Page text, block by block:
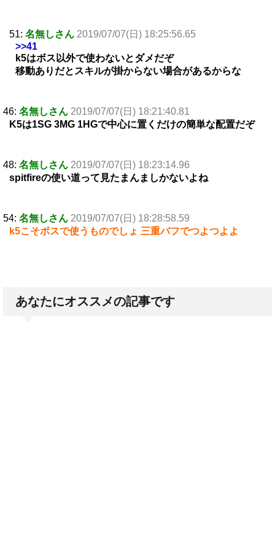
51: 名無しさん 2019/07/07(日) 18:25:56.65
>>41
k5はボス以外で使わないとダメだぞ
移動ありだとスキルが掛からない場合があるからな
46: 名無しさん 2019/07/07(日) 18:21:40.81
K5は1SG 3MG 1HGで中心に置くだけの簡単な配置だぞ
48: 名無しさん 2019/07/07(日) 18:23:14.96
spitfireの使い道って見たまんましかないよね
54: 名無しさん 2019/07/07(日) 18:28:58.59
k5こそボスで使うものでしょ 三重バフでつよつよよ
あなたにオススメの記事です